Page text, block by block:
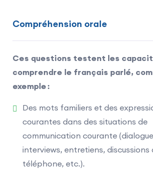
Compréhension orale :
Épreuve
25 minutes.
Maîtrise des structures de la
multiple (4 choix de réponses, une
réponse correcte). Durée : 15
Compréhension écrite :
29 questions à choix multiple (4
réponses, une seule réponse
Compréhension orale
Ces questions testent les
comprendre le français parlé,
exemple :
Des mots familiers et des
courantes dans des situations de
communication courante
interviews, entretiens, discussions
téléphone, etc.).